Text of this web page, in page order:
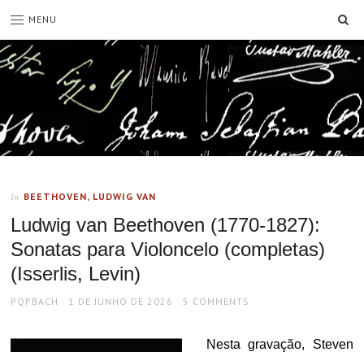
MENU
In BEETHOVEN, LUDWIG VAN
Ludwig van Beethoven (1770-1827):
Sonatas para Violoncelo (completas)
(Isserlis, Levin)
AUTHOR
PQPBACH
POSTED
1 DE JUNHO DE 2026 5 COMMENTS
Nesta gravação, Steven